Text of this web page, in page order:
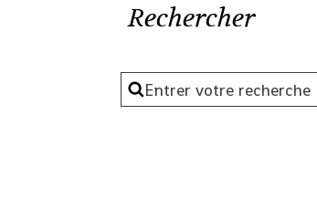
Rechercher